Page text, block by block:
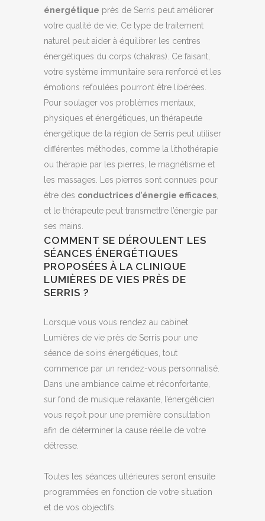
énergétique près de Serris peut améliorer
votre qualité de vie. Ce type de traitement
naturel peut aider à équilibrer les centres
énergétiques du corps (chakras). Ce faisant,
votre système immunitaire sera renforcé et les
émotions refoulées pourront être libérées.
Pour soulager vos problèmes mentaux,
physiques et énergétiques, un thérapeute
énergétique de la région de Serris peut utiliser
différentes méthodes, comme la lithothérapie
ou thérapie par les pierres, le magnétisme et
les massages. Les pierres sont connues pour
être des conductrices d’énergie efficaces
et le thérapeute peut transmettre l’énergie par
ses mains.
COMMENT SE DÉROULENT LES
SÉANCES ÉNERGÉTIQUES
PROPOSÉES À LA CLINIQUE
LUMIÈRES DE VIES PRÈS DE
SERRIS ?
Lorsque vous vous rendez au cabinet
Lumières de vie près de Serris pour une
séance de soins énergétiques, tout
commence par un rendez-vous personnalisé.
Dans une ambiance calme et réconfortante,
sur fond de musique relaxante, l’énergéticien
vous reçoit pour une première consultation
afin de déterminer la cause réelle de votre
détresse.
Toutes les séances ultérieures seront ensuite
programmées en fonction de votre situation
et de vos objectifs.